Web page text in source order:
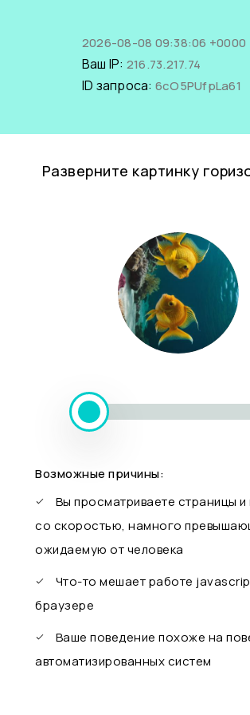
2026-08-08 09:38:06 +0000
Ваш IP: 216.73.217.74
ID запроса: 6cO5PUfpLa61
Разверните картинку
Возможные причины:
Вы просматриваете страницы и
со скоростью, намного
ожидаемую от человека
Что-то мешает работе
браузере
Ваше поведение похоже на
автоматизированных систем